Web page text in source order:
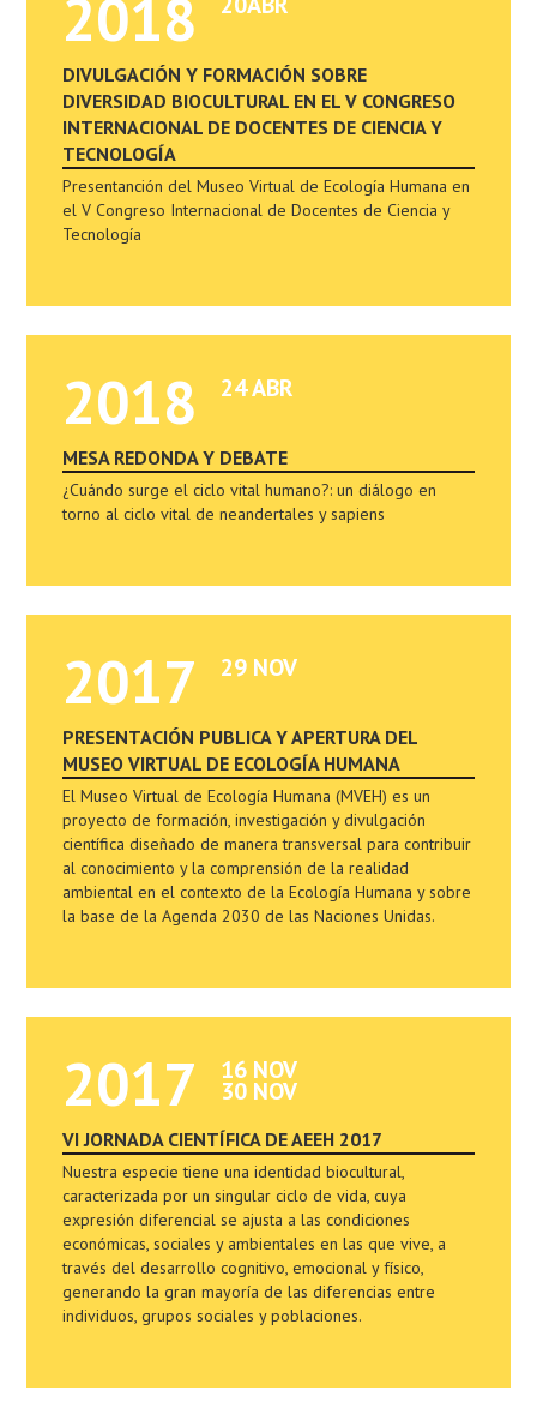
2018
DIVULGACIÓN Y FORMACIÓN SOBRE
DIVERSIDAD BIOCULTURAL EN EL V CONGRESO
INTERNACIONAL DE DOCENTES DE CIENCIA Y
TECNOLOGÍA
Presentanción del Museo Virtual de Ecología Humana en
el V Congreso Internacional de Docentes de Ciencia y
Tecnología
2018 24 ABR
MESA REDONDA Y DEBATE
¿Cuándo surge el ciclo vital humano?: un diálogo en
torno al ciclo vital de neandertales y sapiens
2017 29 NOV
PRESENTACIÓN PUBLICA Y APERTURA DEL
MUSEO VIRTUAL DE ECOLOGÍA HUMANA
El Museo Virtual de Ecología Humana (MVEH) es un
proyecto de formación, investigación y divulgación
científica diseñado de manera transversal para contribuir
al conocimiento y la comprensión de la realidad
ambiental en el contexto de la Ecología Humana y sobre
la base de la Agenda 2030 de las Naciones Unidas.
2017 16 NOV
30 NOV
VI JORNADA CIENTÍFICA DE AEEH 2017
Nuestra especie tiene una identidad biocultural,
caracterizada por un singular ciclo de vida, cuya
expresión diferencial se ajusta a las condiciones
económicas, sociales y ambientales en las que vive, a
través del desarrollo cognitivo, emocional y físico,
generando la gran mayoría de las diferencias entre
individuos, grupos sociales y poblaciones.